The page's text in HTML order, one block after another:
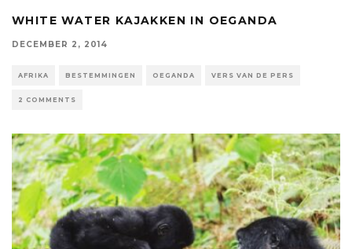
WHITE WATER KAJAKKEN IN OEGANDA
DECEMBER 2, 2014
AFRIKA BESTEMMINGEN OEGANDA VERS VAN DE PERS
2 COMMENTS